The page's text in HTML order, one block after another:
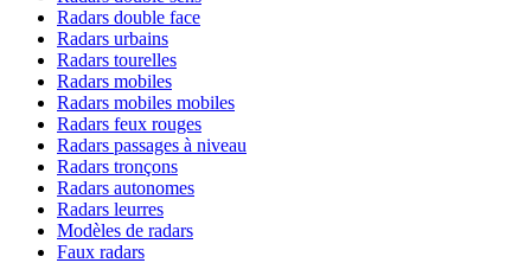
Radars double face
Radars urbains
Radars tourelles
Radars mobiles
Radars mobiles mobiles
Radars feux rouges
Radars passages à niveau
Radars tronçons
Radars autonomes
Radars leurres
Modèles de radars
Faux radars